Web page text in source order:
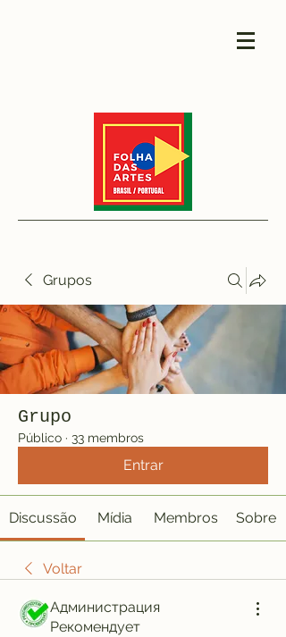
Grupos
Grupo
Público · 33 membros
Entrar
Discussão Mídia Membros Sobre
Voltar
Администрация
Рекомендует